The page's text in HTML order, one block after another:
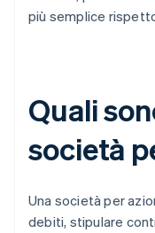
più semplice
Quali
società
Una società per
debiti, stipulare